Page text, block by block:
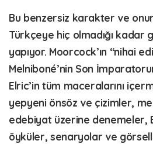
Bu benzersiz karakter ve onun
Türkçeye hiç olmadığı kadar
yapıyor. Moorcock’ın “nihai
Melniboné’nin Son
Elric’in tüm maceralarını
yepyeni önsöz ve çizimler,
edebiyat üzerine denemeler,
öyküler, senaryolar ve